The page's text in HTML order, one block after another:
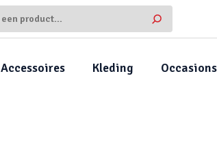
Accessoires Kleding Occasions